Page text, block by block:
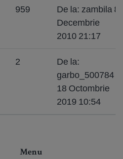
959
De la: zambila 8
Decembrie
2010 21:17
2
De la:
garbo_500784
18 Octombrie
2019 10:54
Menu